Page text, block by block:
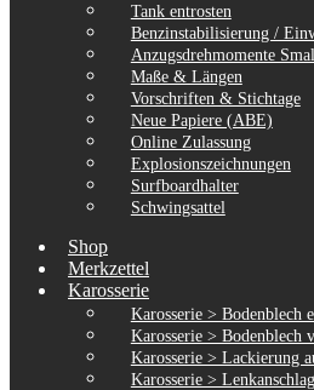
Tank entrosten
Benzinstabilisierung /
Anzugsdrehmomente
Maße & Längen
Vorschriften & Stichtage
Neue Papiere (ABE)
Online Zulassung
Explosionszeichnungen
Surfboardhalter
Schwingsattel
Shop
Merkzettel
Karosserie
Karosserie > Bodenblech
Karosserie > Bodenblech
Karosserie > Lackierung
Karosserie >